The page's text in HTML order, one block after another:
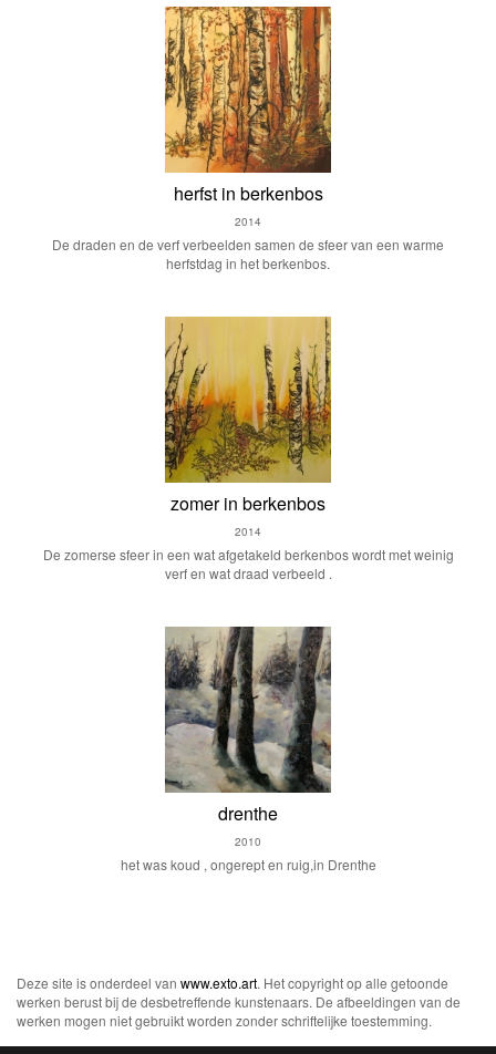
herfst in berkenbos
2014
De draden en de verf verbeelden samen de sfeer van een warme
herfstdag in het berkenbos.
zomer in berkenbos
2014
De zomerse sfeer in een wat afgetakeld berkenbos wordt met weinig
verf en wat draad verbeeld .
drenthe
2010
het was koud , ongerept en ruig,in Drenthe
Deze site is onderdeel van www.exto.art. Het copyright op alle getoonde
werken berust bij de desbetreffende kunstenaars. De afbeeldingen van de
werken mogen niet gebruikt worden zonder schriftelijke toestemming.